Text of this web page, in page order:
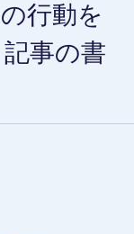
行動を
事の書